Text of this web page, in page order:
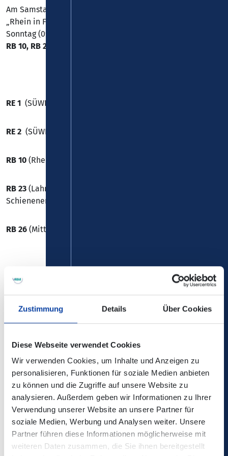
Zustimmung Details Über Cookies
Diese Webseite verwendet Cookies
Wir verwenden Cookies, um Inhalte und Anzeigen zu
personalisieren, Funktionen für soziale Medien anbieten
zu können und die Zugriffe auf unsere Website zu
analysieren. Außerdem geben wir Informationen zu Ihrer
Verwendung unserer Website an unsere Partner für
soziale Medien, Werbung und Analysen weiter. Unsere
Partner führen diese Informationen möglicherweise mit
weiteren Daten zusammen, die Sie ihnen bereitgestellt
Am Samstag, 09. August 2025 findet in Koblenz das Event
„Rhein in Flammen“ statt. In der Nacht von Samstag auf
Sonntag (09./10. August) wird es auf den
RB 10, RB 23 und RB 26
RE 1 (SÜWEX) um 1:10 Uhr Richtung Trier Hbf
RE 2 (SÜWEX) um 0:57 Uhr Richtung Bingen Hbf
RB 10 (RheingauLinie) um 1:22 Uhr Richtung Wiesbaden
RB 23 (Lahn-Eifel-Bahn) um 1:10 Uhr Richtung Nassau,
Schienenersatzverkehr von Nassau Richtung Limburg
RB 26 (MittelrheinBahn) um 0:32 Uhr Richtung Bingen Hbf
Die Änderungen sind in der elektronischen
Verbindungsauskunft enthalten!
Wir bewegen die Region - SPNV-Nord
www.bahn.de
Fahrplanänderungen – Vias
RB 26 - MittelrheinBahn